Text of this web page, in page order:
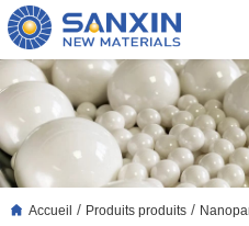
Accueil
Produits
produits
Application
Le
Accueil / Produits produits/